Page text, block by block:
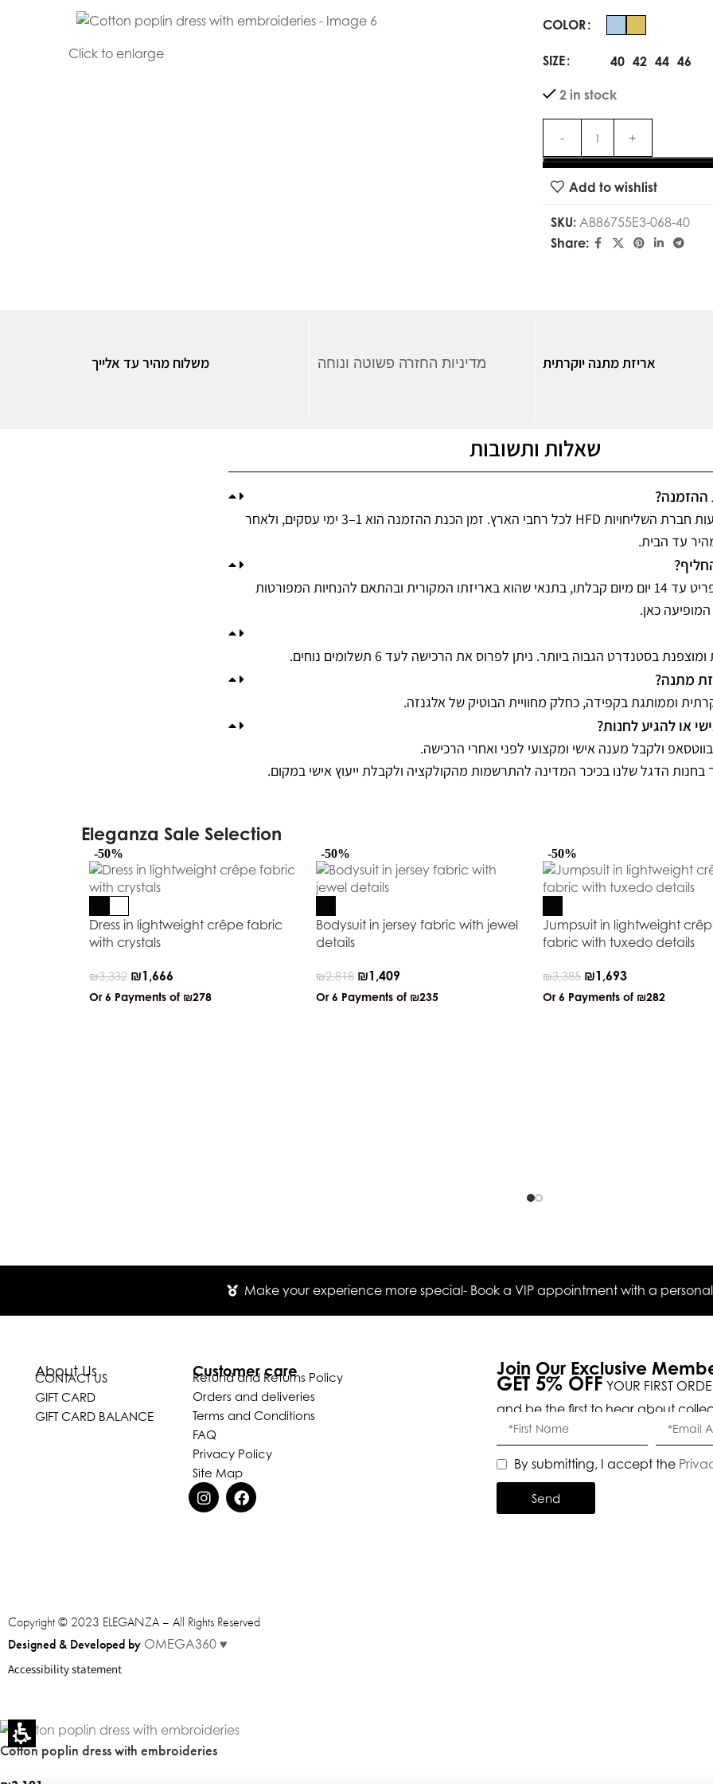
Click to enlarge
COLOR
SIZE 40 42 44 46
2 in stock
Add to wishlist
SKU: AB86755E3-068-40
Share:
משלוח מהיר עד אלייך מדיניות החזרה פשוטה ונוחה אריזת מתנה יוקרתית
שאלות ותשובות
ההזמנה?
ההזמנות נשלחות באמצעות חברת השליחויות HFD לכל רחבי הארץ. זמן הכנת ההזמנה הוא 1–3 ימי עסקים, ולאחר
עד הבית.
ניתן להחזיר או להחליף פריט עד 14 יום מיום קבלתו, בתנאי שהוא באריזתו המקורית ובהתאם להנחיות המפורטות
כאן.
בסטנדרט הגבוה ביותר. ניתן לפרוס את הרכישה לעד 6 תשלומים נוחים.
מתנה?
וממותגת בקפידה, כחלק מחוויית הבוטיק של אלגנזה.
או להגיע לחנות?
בווטסאפ ולקבל מענה אישי ומקצועי לפני ואחרי הרכישה.
הדגל שלנו בכיכר המדינה להתרשמות מהקולקציה ולקבלת ייעוץ אישי במקום.
Eleganza Sale Selection
-50%
Dress in lightweight crêpe fabric
with crystals
₪3,332 ₪1,666
Or 6 Payments of ₪278
-50%
Bodysuit in jersey fabric with jewel
details
₪2,818 ₪1,409
Or 6 Payments of ₪235
-50%
Jumpsuit in lightweight
fabric with tuxedo details
₪3,385 ₪1,693
Or 6 Payments of ₪282
Make your experience more special- Book a VIP appointment with a personal
About Us
CONTACT US
GIFT CARD
GIFT CARD BALANCE
Customer care
Refund and Returns Policy
Orders and deliveries
Terms and Conditions
FAQ
Privacy Policy
Site Map
Join Our Exclusive
GET 5% OFF YOUR FIRST
and be the first to hear about
By submitting, I accept the
Send
Copyright © 2023 ELEGANZA – All Rights Reserved
Designed & Developed by OMEGA360 ♥
Accessibility statement
Cotton poplin dress with embroideries